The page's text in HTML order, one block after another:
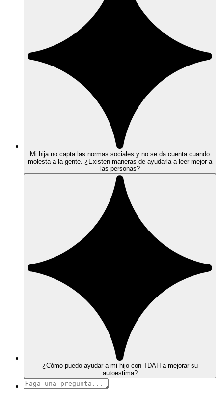
Mi hija no capta las normas sociales y no se da cuenta cuando
molesta a la gente. ¿Existen maneras de ayudarla a leer mejor a
las personas?
¿Cómo puedo ayudar a mi hijo con TDAH a mejorar su
autoestima?